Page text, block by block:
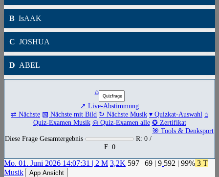
B IsAAK
C JOSHUA
D ABEL
⌂
↗ Live-Abstimmung
⇄ Nächste ▧ Nächste mit Bild ↻ Nächste Musik ▾ Quizkat-Auswahl ⌂
Quiz-Examen Musik ◎ Quiz-Examen alle ✪ Zertifikat
🎯 Tools & Denksport
Diese Frage Gesamtergebnis
R: 0 /
F: 0
Mo. 01. Juni 2026 14:07:31 | 2 M 3,2K 597 | 69 | 9 592 | 99% 3 T
Musik
App Ansicht